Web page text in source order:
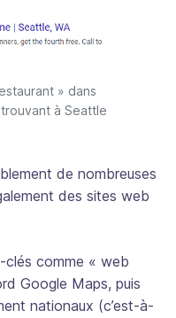
» dans
à Seattle
de nombreuses
des sites web
clés comme « web
Google Maps, puis
nationaux (c’est-à-